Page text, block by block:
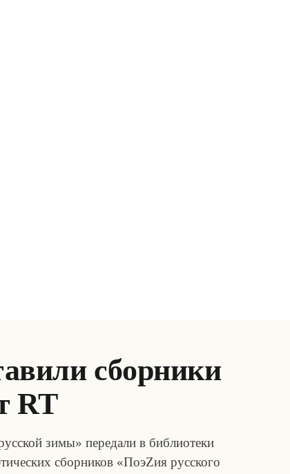
сборники
RT
зимы» передали в библиотеки
сборников «ПоэZия русского